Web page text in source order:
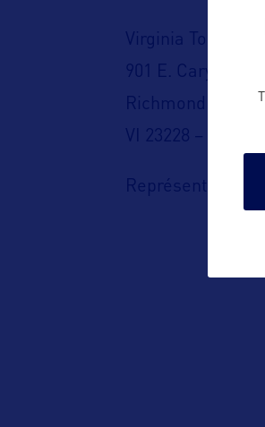
Virginia Tourism
901 E. Cary St.
Richmond
VI 23228 – USA
Représentation